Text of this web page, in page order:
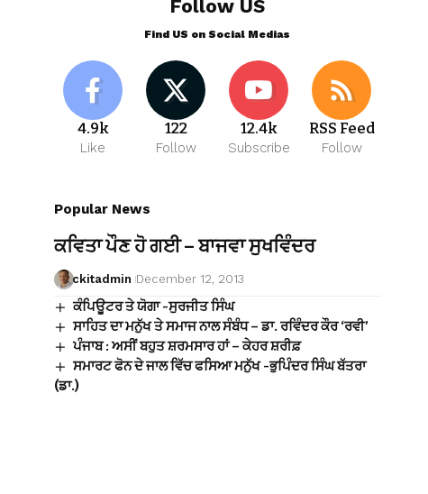
Follow US
Find US on Social Medias
4.9k
Like
122
Follow
12.4k
Subscribe
RSS Feed
Follow
Popular News
ਕਵਿਤਾ ਪੌਣ ਹੋ ਗਈ – ਬਾਜਵਾ ਸੁਖਵਿੰਦਰ
ckitadmin December 12, 2013
ਕੰਪਿਊਟਰ ਤੇ ਯੋਗਾ -ਸੁਰਜੀਤ ਸਿੰਘ
ਸਾਹਿਤ ਦਾ ਮਨੁੱਖ ਤੇ ਸਮਾਜ ਨਾਲ ਸੰਬੰਧ – ਡਾ. ਰਵਿੰਦਰ ਕੌਰ ‘ਰਵੀ’
ਪੰਜਾਬ : ਅਸੀਂ ਬਹੁਤ ਸ਼ਰਮਸਾਰ ਹਾਂ – ਕੇਹਰ ਸ਼ਰੀਫ਼
ਸਮਾਰਟ ਫੋਨ ਦੇ ਜਾਲ ਵਿੱਚ ਫਸਿਆ ਮਨੁੱਖ -ਭੁਪਿੰਦਰ ਸਿੰਘ ਬੱਤਰਾ
(ਡਾ.)